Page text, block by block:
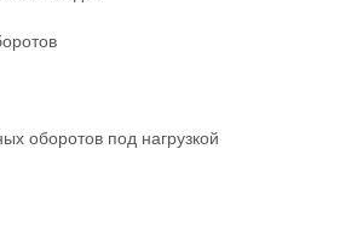
оборотов под нагрузкой